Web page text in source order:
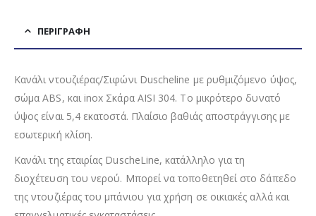
ΠΕΡΙΓΡΑΦΉ
Κανάλι ντουζιέρας/Σιφώνι Duscheline με ρυθμιζόμενο ύψος,
σώμα ABS, και inox Σκάρα AISI 304. Το μικρότερο δυνατό
ύψος είναι 5,4 εκατοστά. Πλαίσιο βαθιάς αποστράγγισης με
εσωτερική κλίση.
Κανάλι της εταιρίας DuscheLine, κατάλληλο για τη
διοχέτευση του νερού. Μπορεί να τοποθετηθεί στο δάπεδο
της ντουζιέρας του μπάνιου για χρήση σε οικιακές αλλά και